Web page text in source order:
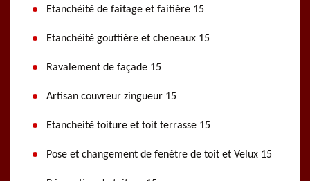
Etanchéité de faitage et faitière 15
Etanchéité gouttière et cheneaux 15
Ravalement de façade 15
Artisan couvreur zingueur 15
Etancheité toiture et toit terrasse 15
Pose et changement de fenêtre de toit et Velux 15